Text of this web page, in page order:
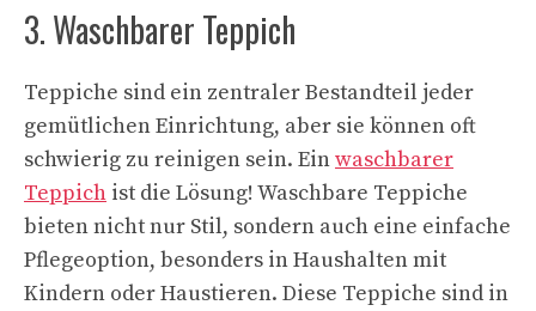
3. Waschbarer Teppich
Teppiche sind ein zentraler Bestandteil jeder
gemütlichen Einrichtung, aber sie können oft
schwierig zu reinigen sein. Einwaschbarer
Teppich ist die Lösung! Waschbare Teppiche
bieten nicht nur Stil, sondern auch eine einfache
Pflegeoption, besonders in Haushalten mit
Kindern oder Haustieren. Diese Teppiche sind in